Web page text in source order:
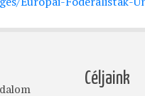
Céljaink